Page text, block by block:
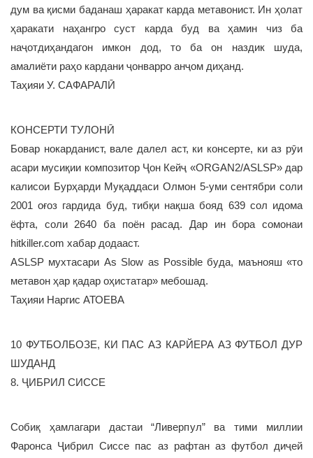
дум ва қисми баданаш ҳаракат карда метавонист. Ин ҳолат
ҳаракати наҳангро суст карда буд ва ҳамин чиз ба
наҷотдиҳандагон имкон дод, то ба он наздик шуда,
амалиёти раҳо кардани ҷонварро анҷом диҳанд.
Таҳияи У. САФАРАЛӢ
КОНСЕРТИ ТУЛОНӢ
Бовар нокарданист, вале далел аст, ки консерте, ки аз рӯи
асари мусиқии композитор Ҷон Кейҷ «ORGAN2/ASLSP» дар
калисои Бурҳарди Муқаддаси Олмон 5-уми сентябри соли
2001 оғоз гардида буд, тибқи нақша бояд 639 сол идома
ёфта, соли 2640 ба поён расад. Дар ин бора сомонаи
hitkiller.com хабар додааст.
ASLSP мухтасари As Slow as Possible буда, маънояш «то
метавон ҳар қадар оҳистатар» мебошад.
Таҳияи Наргис АТОЕВА
10 ФУТБОЛБОЗЕ, КИ ПАС АЗ КАРЙЕРА АЗ ФУТБОЛ ДУР
ШУДАНД
8. ҶИБРИЛ СИССЕ
Собиқ ҳамлагари дастаи “Ливерпул” ва тими миллии
Фаронса Ҷибрил Сиссе пас аз рафтан аз футбол диҷей